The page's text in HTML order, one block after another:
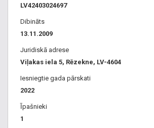
LV42403024697
Dibināts
13.11.2009
Juridiskā adrese
Viļakas iela 5, Rēzekne, LV-4604
Iesniegtie gada pārskati
2022
Īpašnieki
1